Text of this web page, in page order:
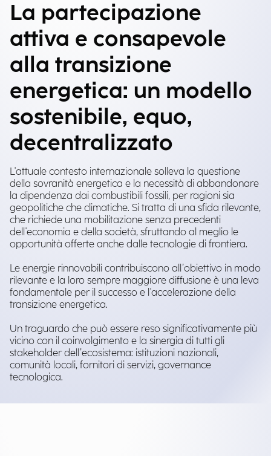
La partecipazione
attiva e consapevole
alla transizione
energetica: un modello
sostenibile, equo,
decentralizzato
L'attuale contesto internazionale solleva la questione
della sovranità energetica e la necessità di abbandonare
la dipendenza dai combustibili fossili, per ragioni sia
geopolitiche che climatiche. Si tratta di una sfida rilevante,
che richiede una mobilitazione senza precedenti
dell'economia e della società, sfruttando al meglio le
opportunità offerte anche dalle tecnologie di frontiera.
Le energie rinnovabili contribuiscono all’obiettivo in modo
rilevante e la loro sempre maggiore diffusione è una leva
fondamentale per il successo e l'accelerazione della
transizione energetica.
Un traguardo che può essere reso significativamente più
vicino con il coinvolgimento e la sinergia di tutti gli
stakeholder dell’ecosistema: istituzioni nazionali,
comunità locali, fornitori di servizi, governance
tecnologica.